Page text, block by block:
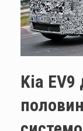
Kia EV9